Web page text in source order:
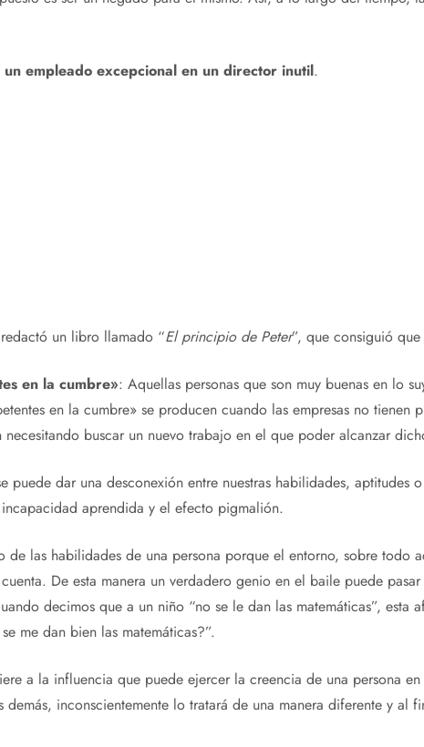
empleado excepcional en un director inutil.
un libro llamado “El principio de Peter”, que consiguió
en la cumbre»: Aquellas personas que son muy buenas en lo
en la cumbre» se producen cuando las empresas no tienen
buscar un nuevo trabajo en el que poder alcanzar
dar una desconexión entre nuestras habilidades, aptitudes
aprendida y el efecto pigmalión.
de las habilidades de una persona porque el entorno, sobre todo
De esta manera un verdadero genio en el baile puede
decimos que a un niño “no se le dan las matemáticas”,
me dan bien las matemáticas?”.
a la influencia que puede ejercer la creencia de una persona
inconscientemente lo tratará de una manera diferente y al